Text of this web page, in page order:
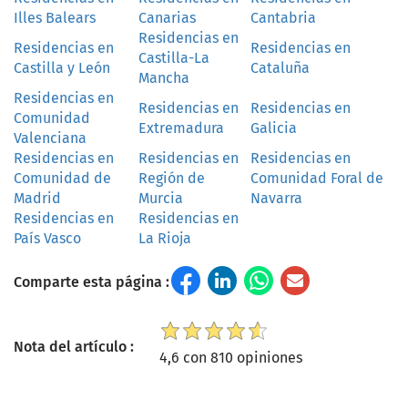
Illes Balears
Canarias
Cantabria
Residencias en
Castilla y León
Residencias en
Castilla-La
Mancha
Residencias en
Cataluña
Residencias en
Comunidad
Valenciana
Residencias en
Extremadura
Residencias en
Galicia
Residencias en
Comunidad de
Madrid
Residencias en
Región de
Murcia
Residencias en
Comunidad Foral de
Navarra
Residencias en
País Vasco
Residencias en
La Rioja
Comparte esta página :
Nota del artículo :
4,6 con 810 opiniones